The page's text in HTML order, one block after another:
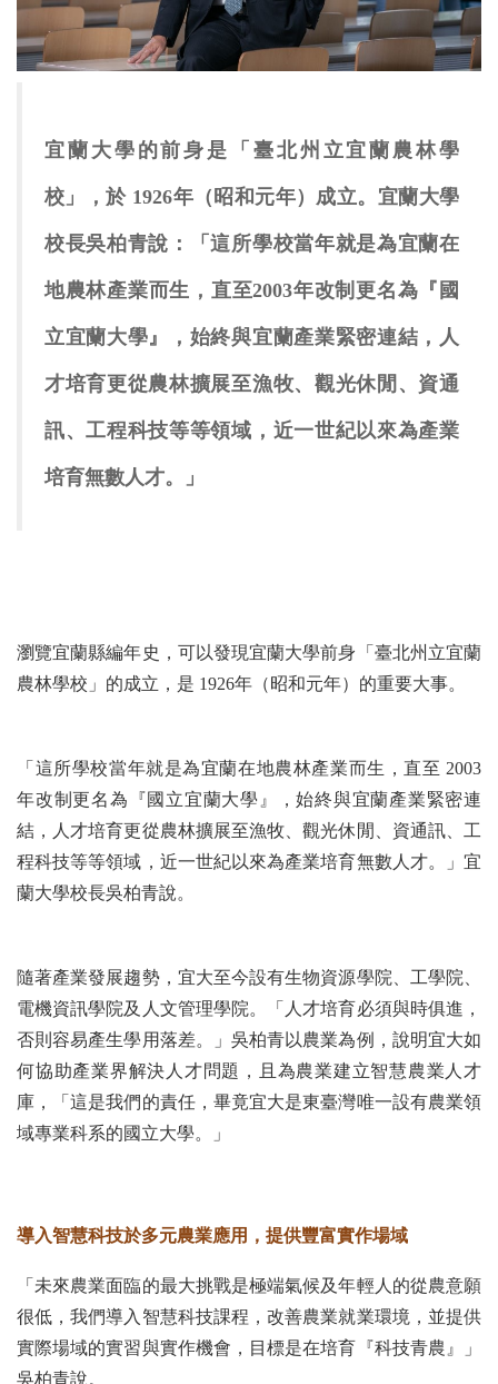
宜蘭大學的前身是「臺北州立宜蘭農林學
校」，於 1926年（昭和元年）成立。宜蘭大學
校長吳柏青說：「這所學校當年就是為宜蘭在
地農林產業而生，直至2003年改制更名為『國
立宜蘭大學』，始終與宜蘭產業緊密連結，人
才培育更從農林擴展至漁牧、觀光休閒、資通
訊、工程科技等等領域，近一世紀以來為產業
培育無數人才。」
瀏覽宜蘭縣編年史，可以發現宜蘭大學前身「臺北州立宜蘭
農林學校」的成立，是 1926年（昭和元年）的重要大事。
「這所學校當年就是為宜蘭在地農林產業而生，直至 2003
年改制更名為『國立宜蘭大學』，始終與宜蘭產業緊密連
結，人才培育更從農林擴展至漁牧、觀光休閒、資通訊、工
程科技等等領域，近一世紀以來為產業培育無數人才。」宜
蘭大學校長吳柏青說。
隨著產業發展趨勢，宜大至今設有生物資源學院、工學院、
電機資訊學院及人文管理學院。「人才培育必須與時俱進，
否則容易產生學用落差。」吳柏青以農業為例，說明宜大如
何協助產業界解決人才問題，且為農業建立智慧農業人才
庫，「這是我們的責任，畢竟宜大是東臺灣唯一設有農業領
域專業科系的國立大學。」
導入智慧科技於多元農業應用，提供豐富實作場域
「未來農業面臨的最大挑戰是極端氣候及年輕人的從農意願
很低，我們導入智慧科技課程，改善農業就業環境，並提供
實際場域的實習與實作機會，目標是在培育『科技青農』」
吳柏青說。